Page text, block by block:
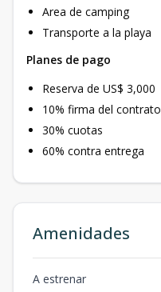
Area de camping
Transporte a la playa
Planes de pago
Reserva de US$ 3,000
10% firma del contrato
30% cuotas
60% contra entrega
Amenidades
A estrenar